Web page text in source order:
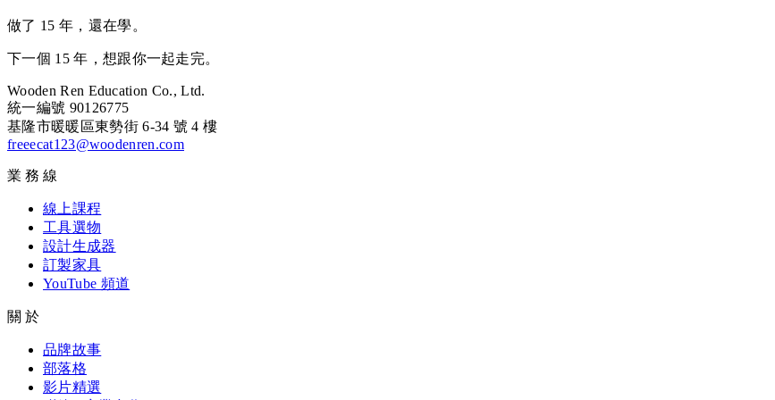
做了 15 年，還在學。
下一個 15 年，想跟你一起走完。
Wooden Ren Education Co., Ltd.
統一編號 90126775
基隆市暖暖區東勢街 6-34 號 4 樓
freeecat123@woodenren.com
業務線
線上課程
工具選物
設計生成器
訂製家具
YouTube 頻道
關於
品牌故事
部落格
影片精選